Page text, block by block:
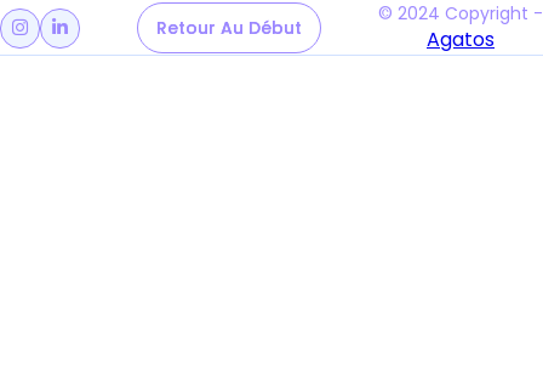
© 2024 Copyright -
Agatos
  Retour Au Début
Retour Au Début